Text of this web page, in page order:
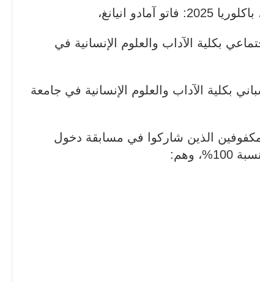
انيانغ،
بكلية الآداب والعلوم الإنسانية في
بكلية الآداب والعلوم الإنسانية في جامعة
الذين شاركوا في مسابقة دخول
وهم: